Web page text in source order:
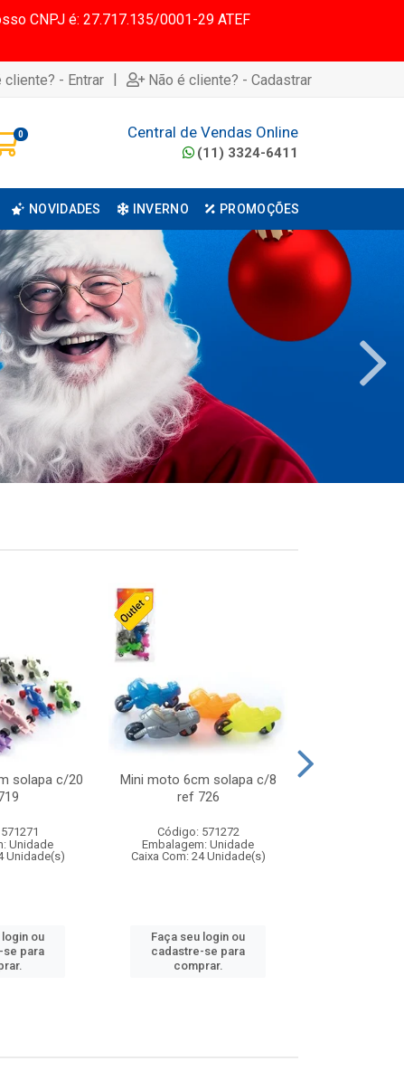
CNPJ é: 27.717.135/0001-29 ATEF
cliente? - Entrar | Não é cliente? - Cadastrar
0 Central de Vendas Online
(11) 3324-6411
NOVIDADES INVERNO PROMOÇÕES
solapa c/20
Unidade
Unidade(s)
login ou
se para
Mini moto 6cm solapa c/8
ref 726
Código: 571272
Embalagem: Unidade
Caixa Com: 24 Unidade(s)
Faça seu login ou
cadastre-se para
comprar.